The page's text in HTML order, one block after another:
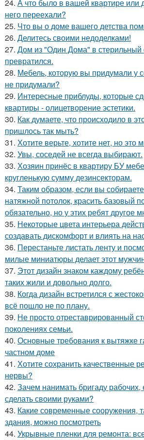
24. А что было в вашей квартире или
него переехали?
25. Что вы о доме вашего детства
26. Делитесь своими недоделками!
27. Дом из "Один Дома" в стерильный
превратился.
28. Мебель, которую вы придумали у
не придумали?
29. Интересные приблуды, которые
квартиры - олицетворение эстетики.
30. Как думаете, что происходило в
пришлось так мыть?
31. Хотите верьте, хотите нет, но это
32. Увы, соседей не всегда выбирают.
33. Хозяин принёс в квартиру БУ
кругленькую сумму дезинсекторам.
34. Таким образом, если вы
натяжной потолок, красить базовый
обязательно, но у этих ребят другое
35. Некоторые цвета интерьера
создавать дискомфорт и влиять на
36. Перестаньте листать ленту и
милые миниатюры делает этот
37. Этот дизайн знаком каждому
таких жили и довольно долго.
38. Когда дизайн встретился с
всё пошло не по плану.
39. Не просто отреставрированный
поколениях семьи.
40. Основные требования к вытяжке
частном доме
41. Хотите сохранить качественные
нервы?
42. Зачем нанимать бригаду
сделать своими руками?
43. Какие современные сооружения,
здания, можно посмотреть
44. Укрывные пленки для ремонта: